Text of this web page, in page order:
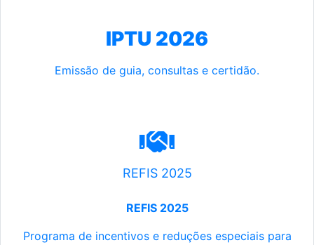
IPTU 2026
Emissão de guia, consultas e certidão.
REFIS 2025
REFIS 2025
Programa de incentivos e reduções especiais para